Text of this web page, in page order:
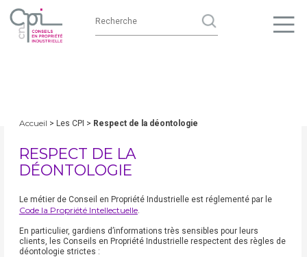
Accueil > Les CPI > Respect de la déontologie
RESPECT DE LA
DÉONTOLOGIE
Le métier de Conseil en Propriété Industrielle est réglementé par le
Code la Propriété Intellectuelle.
En particulier, gardiens d’informations très sensibles pour leurs
clients, les Conseils en Propriété Industrielle respectent des règles de
déontologie strictes :